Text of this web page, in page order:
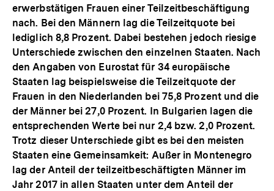
erwerbstätigen Frauen einer Teilzeitbeschäftigung
nach. Bei den Männern lag die Teilzeitquote bei
lediglich 8,8 Prozent. Dabei bestehen jedoch riesige
Unterschiede zwischen den einzelnen Staaten. Nach
den Angaben von Eurostat für 34 europäische
Staaten lag beispielsweise die Teilzeitquote der
Frauen in den Niederlanden bei 75,8 Prozent und die
der Männer bei 27,0 Prozent. In Bulgarien lagen die
entsprechenden Werte bei nur 2,4 bzw. 2,0 Prozent.
Trotz dieser Unterschiede gibt es bei den meisten
Staaten eine Gemeinsamkeit: Außer in Montenegro
lag der Anteil der teilzeitbeschäftigten Männer im
Jahr 2017 in allen Staaten unter dem Anteil der